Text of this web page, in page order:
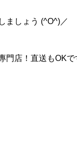
ましょう (^O^)／
門店！直送もOKで